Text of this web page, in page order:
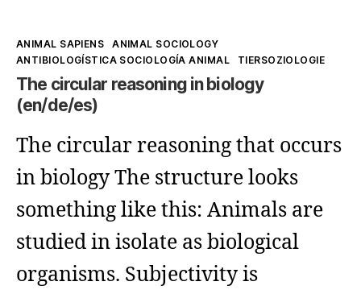
Kategorien
ANIMAL SAPIENS
ANIMAL SOCIOLOGY
ANTIBIOLOGÍSTICA SOCIOLOGÍA ANIMAL
TIERSOZIOLOGIE
The circular reasoning in biology
(en/de/es)
The circular reasoning that occurs
in biology The structure looks
something like this: Animals are
studied in isolate as biological
organisms. Subjectivity is